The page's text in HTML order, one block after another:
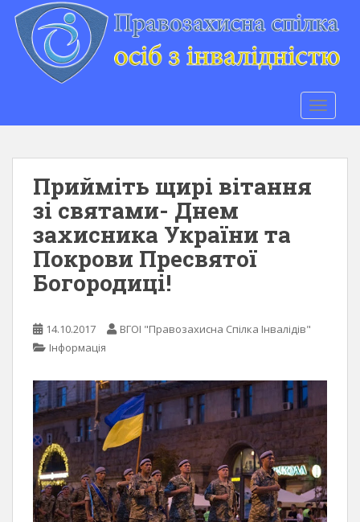
Прийміть щирі вітання
зі святами- Днем
захисника України та
Покрови Пресвятої
Богородиці!
14.10.2017
ВГОІ "Правозахисна Спілка Інвалідів"
Інформація